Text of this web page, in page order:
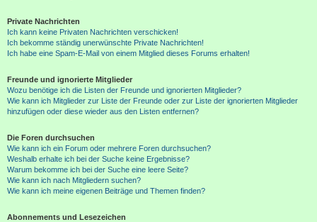
Private Nachrichten
Ich kann keine Privaten Nachrichten verschicken!
Ich bekomme ständig unerwünschte Private Nachrichten!
Ich habe eine Spam-E-Mail von einem Mitglied dieses Forums erhalten!
Freunde und ignorierte Mitglieder
Wozu benötige ich die Listen der Freunde und ignorierten Mitglieder?
Wie kann ich Mitglieder zur Liste der Freunde oder zur Liste der ignorierten Mitglieder
hinzufügen oder diese wieder aus den Listen entfernen?
Die Foren durchsuchen
Wie kann ich ein Forum oder mehrere Foren durchsuchen?
Weshalb erhalte ich bei der Suche keine Ergebnisse?
Warum bekomme ich bei der Suche eine leere Seite?
Wie kann ich nach Mitgliedern suchen?
Wie kann ich meine eigenen Beiträge und Themen finden?
Abonnements und Lesezeichen